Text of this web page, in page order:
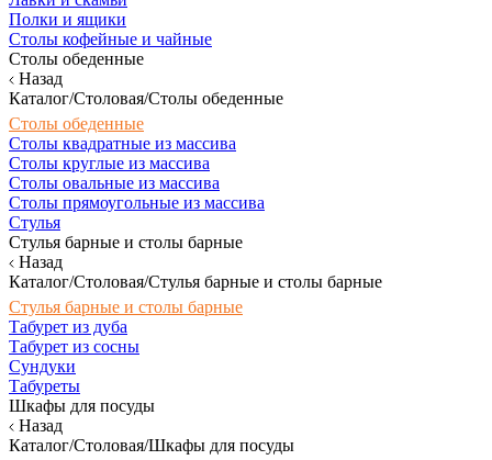
Полки и ящики
Столы кофейные и чайные
Столы обеденные
Назад
Каталог/Столовая/Столы обеденные
Столы обеденные
Столы квадратные из массива
Столы круглые из массива
Столы овальные из массива
Столы прямоугольные из массива
Стулья
Стулья барные и столы барные
Назад
Каталог/Столовая/Стулья барные и столы барные
Стулья барные и столы барные
Табурет из дуба
Табурет из сосны
Сундуки
Табуреты
Шкафы для посуды
Назад
Каталог/Столовая/Шкафы для посуды